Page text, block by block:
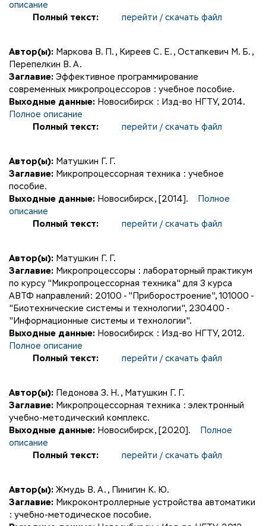
описание
Полный текст:
перейти / скачать файл
Автор(ы): Маркова В. П. , Киреев С. Е. , Остапкевич М. Б. ,
Перепелкин В. А.
Заглавие: Эффективное программирование
современных микропроцессоров : учебное пособие.
Выходные данные: Новосибирск : Изд-во НГТУ, 2014.
Полное описание
Полный текст:
перейти / скачать файл
Автор(ы): Матушкин Г. Г.
Заглавие: Микропроцессорная техника : учебное
пособие.
Выходные данные: Новосибирск, [2014].
Полное
описание
Полный текст:
перейти / скачать файл
Автор(ы): Матушкин Г. Г.
Заглавие: Микропроцессоры : лабораторный практикум
по курсу "Микропроцессорная техника" для 3 курса
АВТФ направлений: 20100 - "Приборостроение", 101000 -
"Биотехнические системы и технологии", 230400 -
"Информационные системы и технологии".
Выходные данные: Новосибирск : Изд-во НГТУ, 2012.
Полное описание
Полный текст:
перейти / скачать файл
Автор(ы): Педонова З. Н. , Матушкин Г. Г.
Заглавие: Микропроцессорная техника : электронный
учебно-методический комплекс.
Выходные данные: Новосибирск, [2020].
Полное
описание
Полный текст:
перейти / скачать файл
Автор(ы): Жмудь В. А. , Пинигин К. Ю.
Заглавие: Микроконтроллерные устройства автоматики
: учебно-методическое пособие.